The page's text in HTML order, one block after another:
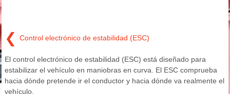
❮ Control electrónico de estabilidad (ESC)
El control electrónico de estabilidad (ESC) está diseñado para
estabilizar el vehículo en maniobras en curva. El ESC comprueba
hacia dónde pretende ir el conductor y hacia dónde va realmente el
vehículo.